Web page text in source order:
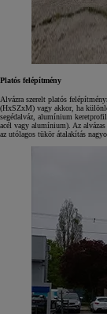
Platós felépítmény
Alvázra szerelt platós
(HxSZxM) vagy akkor, ha
segédalváz, alumínium
acél vagy alumínium). Az
az utólagos tükör átalakítás